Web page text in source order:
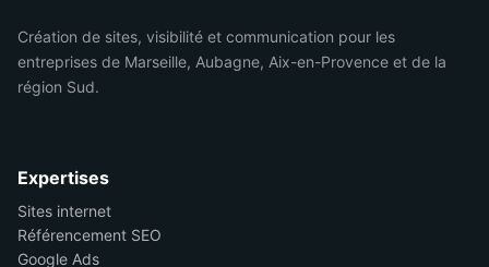
Création de sites, visibilité et communication pour les
entreprises de Marseille, Aubagne, Aix-en-Provence et de la
région Sud.
Expertises
Sites internet
Référencement SEO
Google Ads